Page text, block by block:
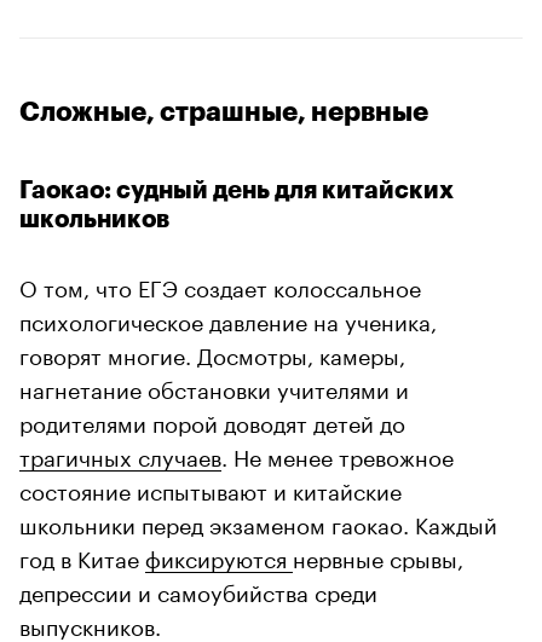
Сложные, страшные, нервные
Гаокао: судный день для китайских
школьников
О том, что ЕГЭ создает колоссальное
психологическое давление на ученика,
говорят многие. Досмотры, камеры,
нагнетание обстановки учителями и
родителями порой доводят детей до
трагичных случаев . Не менее тревожное
состояние испытывают и китайские
школьники перед экзаменом гаокао. Каждый
год в Китаефиксируются нервные срывы,
депрессии и самоубийства среди
выпускников.